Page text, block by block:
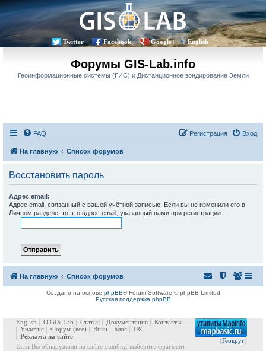
Twitter Facebook Google+ English
Форумы GIS-Lab.info
Геоинформационные системы (ГИС) и Дистанционное зондирование Земли
FAQ Вход
Регистрация
На главную Список форумов
Восстановить пароль
Адрес email:
Адрес email, связанный с вашей учётной записью. Если вы не изменили его в
Личном разделе, то это адрес email, указанный вами при регистрации.
На главную Список форумов
Создано на основе phpBB® Forum Software © phpBB Limited
Русская поддержка phpBB
(Геокруг)
English О GIS-Lab Статьи Документация
Контакты
Участие
Форум (все) Вики Блог
IRC
Реклама на сайте
Если Вы обнаружили на сайте ошибку, выберите фрагмент